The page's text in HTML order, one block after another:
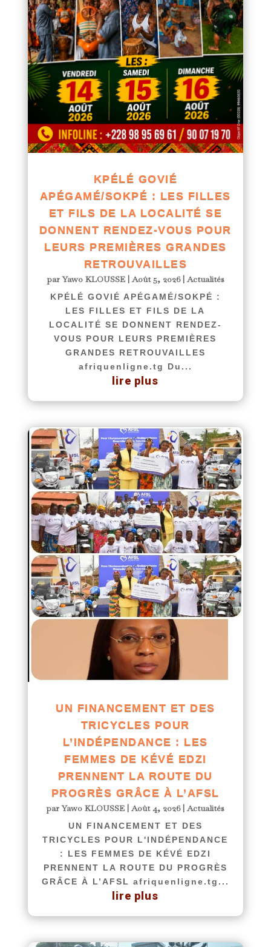
KPÉLÉ GOVIÉ
APÉGAMÉ/SOKPÉ : LES FILLES
ET FILS DE LA LOCALITÉ SE
DONNENT RENDEZ-VOUS POUR
LEURS PREMIÈRES GRANDES
RETROUVAILLES
parYawo KLOUSSE|Août 5, 2026|Actualités
KPÉLÉ GOVIÉ APÉGAMÉ/SOKPÉ :
LES FILLES ET FILS DE LA
LOCALITÉ SE DONNENT RENDEZ-
VOUS POUR LEURS PREMIÈRES
GRANDES RETROUVAILLES
afriquenligne.tg Du...
lire plus
UN FINANCEMENT ET DES
TRICYCLES POUR
L’INDÉPENDANCE : LES
FEMMES DE KÉVÉ EDZI
PRENNENT LA ROUTE DU
PROGRÈS GRÂCE À L’AFSL
parYawo KLOUSSE |Août 4, 2026|Actualités
UN FINANCEMENT ET DES
TRICYCLES POUR L'INDÉPENDANCE
: LES FEMMES DE KÉVÉ EDZI
PRENNENT LA ROUTE DU PROGRÈS
GRÂCE À L’AFSL afriquenligne.tg...
lire plus